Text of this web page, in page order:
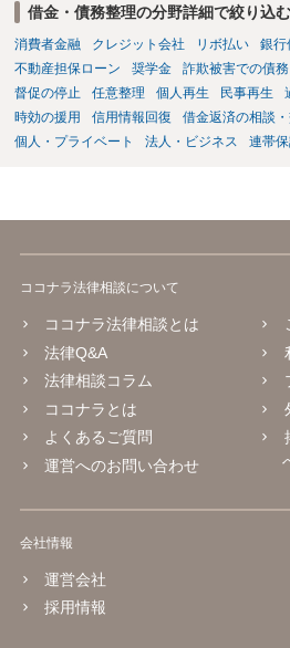
借金・債務整理の分野詳細で絞り込む
消費者金融 クレジット会社 リボ払い 銀行
不動産担保ローン
奨学金 詐欺被害での債務
督促の停止
任意整理 個人再生 民事再生
時効の援用
信用情報回復 借金返済の相談
個人・プライベート
法人・ビジネス 連帯
ココナラ法律相談について
ココナラ法律相談とは
法律Q&A
法律相談コラム
ココナラとは
よくあるご質問
運営へのお問い合わせ
会社情報
運営会社
採用情報